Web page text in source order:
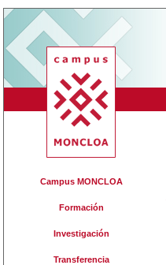
Campus MONCLOA
Formación
Investigación
Transferencia